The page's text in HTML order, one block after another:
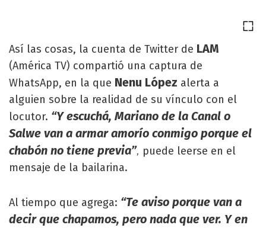
Así las cosas, la cuenta de Twitter de LAM
(América TV) compartió una captura de
WhatsApp, en la que Nenu López alerta a
alguien sobre la realidad de su vínculo con el
locutor. “Y escuchá, Mariano de la Canal o
Salwe van a armar amorío conmigo porque el
chabón no tiene previa”, puede leerse en el
mensaje de la bailarina.
Al tiempo que agrega: “Te aviso porque van a
decir que chapamos, pero nada que ver. Y en